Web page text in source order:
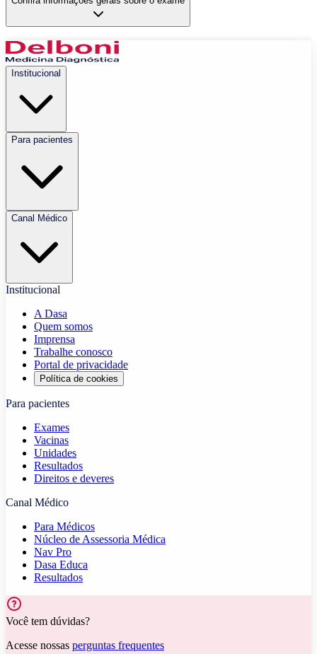
Institucional
Para pacientes
Canal Médico
Institucional
A Dasa
Quem somos
Imprensa
Trabalhe conosco
Portal de privacidade
Política de cookies
Para pacientes
Exames
Vacinas
Unidades
Resultados
Direitos e deveres
Canal Médico
Para Médicos
Núcleo de Assessoria Médica
Nav Pro
Dasa Educa
Resultados
Você tem dúvidas?
Acesse nossas perguntas frequentes